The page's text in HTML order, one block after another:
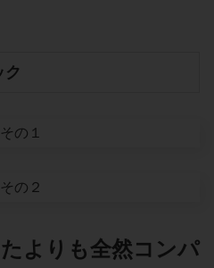
ク
よりも全然コンパ